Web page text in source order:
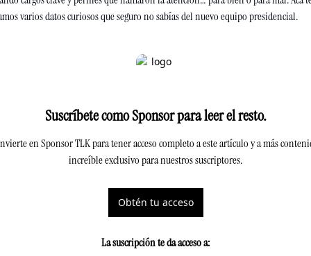
varios datos curiosos que seguro no sabías del nuevo equipo presidencial.
Suscríbete como Sponsor para leer el resto.
en Sponsor TLK para tener acceso completo a este artículo y a más
increíble exclusivo para nuestros suscriptores.
Obtén tu acceso
La suscripción te da acceso a: